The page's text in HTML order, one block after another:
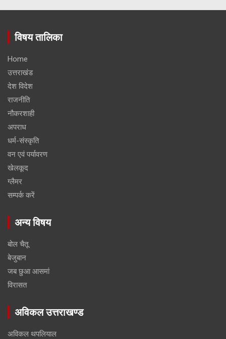
विषय तालिका
Home
उत्तराखंड
देश विदेश
राजनीति
नौकरशाही
अपराध
धर्म-संस्कृति
वन एवं पर्यावरण
खेलकूद
ग्लैमर
सम्पर्क करें
अन्य विषय
बोल चैतू
बेजुबान
जब छुआ आसमां
विरासत
अविकल उत्तराखण्ड
अविकल थपलियाल